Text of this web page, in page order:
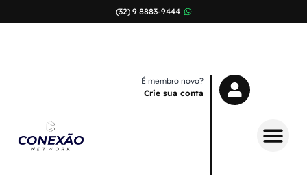
(32) 9 8883-9444
É membro novo?
Crie sua conta